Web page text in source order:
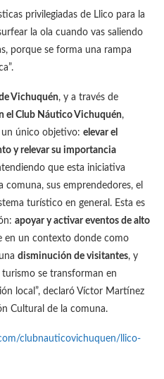
privilegiadas de Llico para la
la ola cuando vas saliendo
porque se forma una rampa
Vichuquén, y a través de
el Club Náutico Vichuquén,
un único objetivo: elevar el
y relevar su importancia
que esta iniciativa
sus emprendedores, el
turístico en general. Esta es
apoyar y activar eventos de alto
en un contexto donde como
disminución de visitantes, y
se transforman en
local”, declaró Víctor Martínez
Cultural de la comuna.
clubnauticovichuquen/llico-